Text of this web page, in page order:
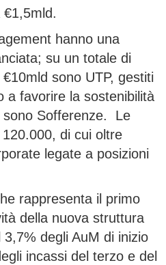
€1,5mld.
hanno una
su un totale di
sono UTP, gestiti
a favorire la sostenibilità
sono Sofferenze. Le
di cui oltre
legate a posizioni
rappresenta il primo
della nuova struttura
degli AuM di inizio
incassi del terzo e del